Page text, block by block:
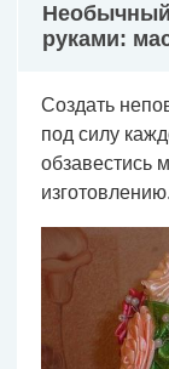
Необычный
руками:
Создать
под силу
обзавестись
изготовлению.